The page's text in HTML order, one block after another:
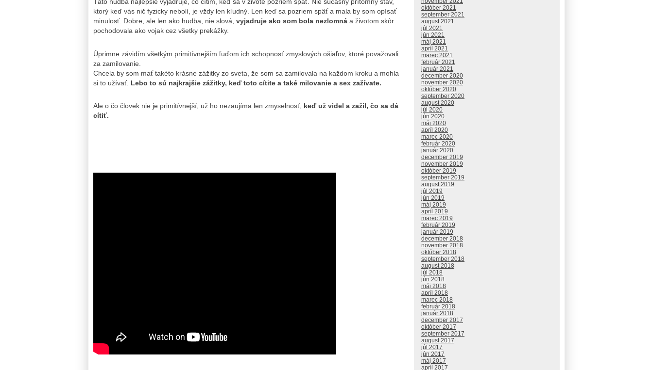
Táto hudba najlepšie vyjadruje, čo cítim, keď sa v živote pozriem späť. Nie súčasný prítomný stav,
ktorý keď vás nič fyzicky nebolí, je vždy len kľudný. Len keď sa pozriem späť a mala by som opísať
minulosť. Dobre, ale len ako hudba, nie slová, vyjadruje ako som bola nezlomná a životom skôr
pochodovala ako vojak cez všetky prekážky.
Úprimne závidím všetkým primitívnejším ľuďom ich schopnosť zmyslových ošiaľov, ktoré považovali
za zamilovanie.
Chcela by som mať takéto krásne zážitky zo sveta, že som sa zamilovala na každom kroku a mohla
si to užívať. Lebo to sú najkrajšie zážitky, keď toto cítite a také milovanie a sex zažívate.
Ale o čo človek nie je primitívnejší, už ho nezaujíma len zmyselnosť, keď už videl a zažil, čo sa dá
cítiť.
október 2021
september 2021
august 2021
júl 2021
jún 2021
máj 2021
apríl 2021
marec 2021
február 2021
január 2021
december 2020
november 2020
október 2020
september 2020
august 2020
júl 2020
jún 2020
máj 2020
apríl 2020
marec 2020
február 2020
január 2020
december 2019
november 2019
október 2019
september 2019
august 2019
júl 2019
jún 2019
máj 2019
apríl 2019
marec 2019
február 2019
január 2019
december 2018
november 2018
október 2018
september 2018
august 2018
júl 2018
jún 2018
máj 2018
apríl 2018
marec 2018
február 2018
január 2018
december 2017
október 2017
september 2017
august 2017
júl 2017
jún 2017
máj 2017
apríl 2017